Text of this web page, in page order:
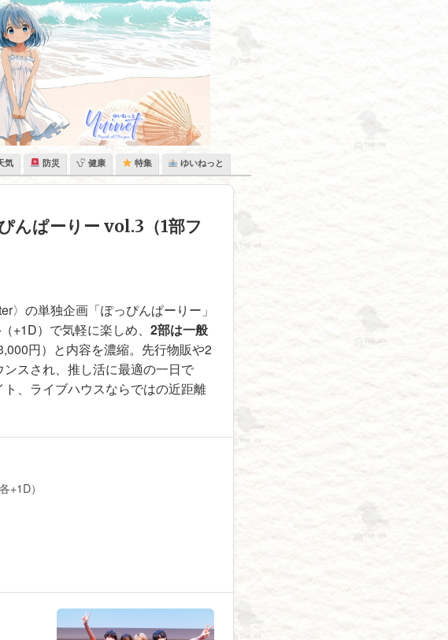
気 防災 健康 特集 ゆいねっと
ぱーりー vol.3（1部フ
〉の単独企画「ぽっぴんぱーりー」
（+1D）で気軽に楽しめ、 2部は一般
円）と内容を濃縮。先行物販や2
スされ、推し活に最適の一日で
、ライブハウスならではの近距離
+1D）